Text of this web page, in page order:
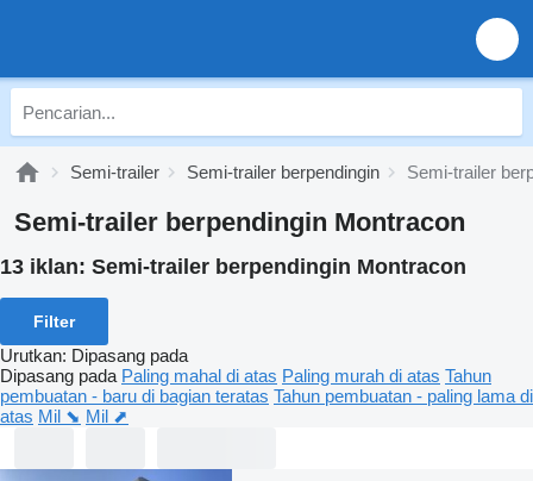
Semi-trailer Semi-trailer berpendingin Semi-trailer
Semi-trailer berpendingin Montracon
13 iklan: Semi-trailer berpendingin Montracon
Filter
Urutkan: Dipasang pada
Dipasang pada Paling mahal di atas Paling murah di atas Tahun
pembuatan - baru di bagian teratas Tahun pembuatan - paling lama di
atas Mil ⬊ Mil ⬈